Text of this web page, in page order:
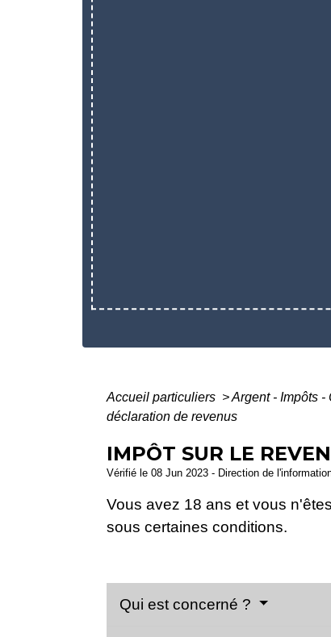
Accueil particuliers >Argent - Impôts -
déclaration de revenus
IMPÔT SUR LE
Vérifié le 08 Jun 2023 - Direction de
Vous avez 18 ans et vous
sous certaines conditions.
Qui est concerné ?